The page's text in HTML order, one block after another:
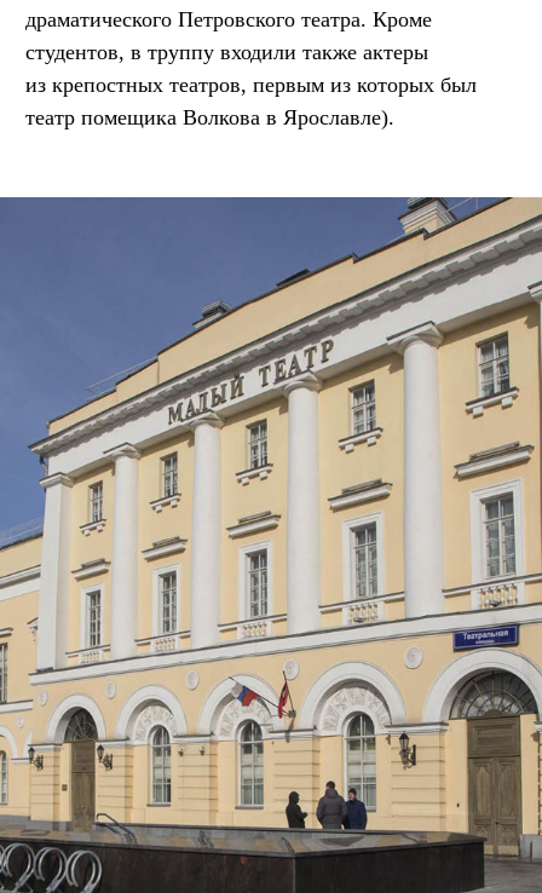
драматического Петровского театра. Кроме
студентов, в труппу входили также актеры
из крепостных театров, первым из которых был
театр помещика Волкова в Ярославле).